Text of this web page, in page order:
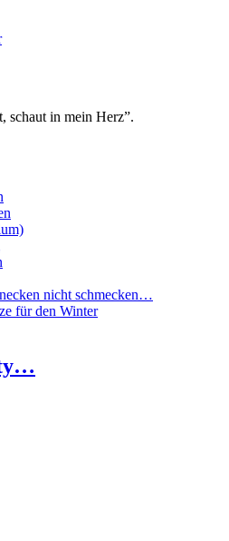
schaut in mein Herz”.
nicht schmecken…
für den Winter